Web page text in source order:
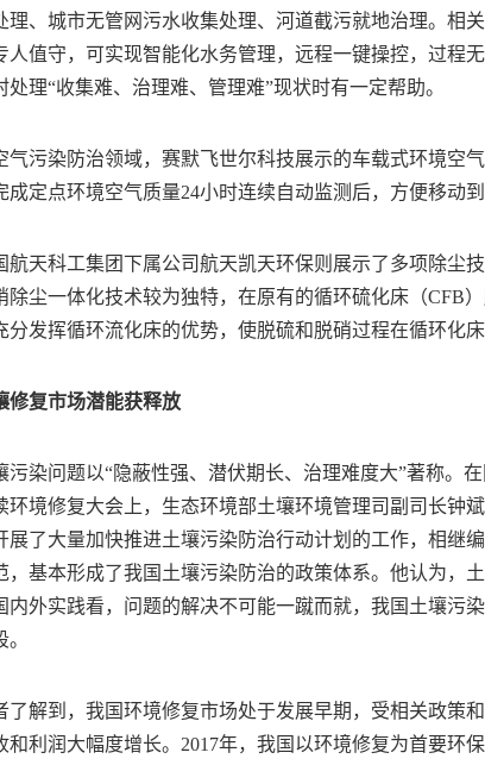
理、城市无管网污水收集处理、河道截污就地治理。相
人值守，可实现智能化水务管理，远程一键操控，过程
处理“收集难、治理难、管理难”现状时有一定帮助。
气污染防治领域，赛默飞世尔科技展示的车载式环境空气
成定点环境空气质量24小时连续自动监测后，方便移动到
航天科工集团下属公司航天凯天环保则展示了多项除尘
除尘一体化技术较为独特，在原有的循环硫化床（CFB
分发挥循环流化床的优势，使脱硫和脱硝过程在循环化床
修复市场潜能获释放
污染问题以“隐蔽性强、潜伏期长、治理难度大”著称。
环境修复大会上，生态环境部土壤环境管理司副司长钟
展了大量加快推进土壤污染防治行动计划的工作，相继
，基本形成了我国土壤污染防治的政策体系。他认为，
内外实践看，问题的解决不可能一蹴而就，我国土壤污
了解到，我国环境修复市场处于发展早期，受相关政策
和利润大幅度增长。2017年，我国以环境修复为首要环